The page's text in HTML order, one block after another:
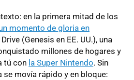
en la primera mitad de los
momento de gloria en
(Genesis en EE. UU.), una
millones de hogares y
tú con la Super Nintendo. Sin
movía rápido y en bloque: